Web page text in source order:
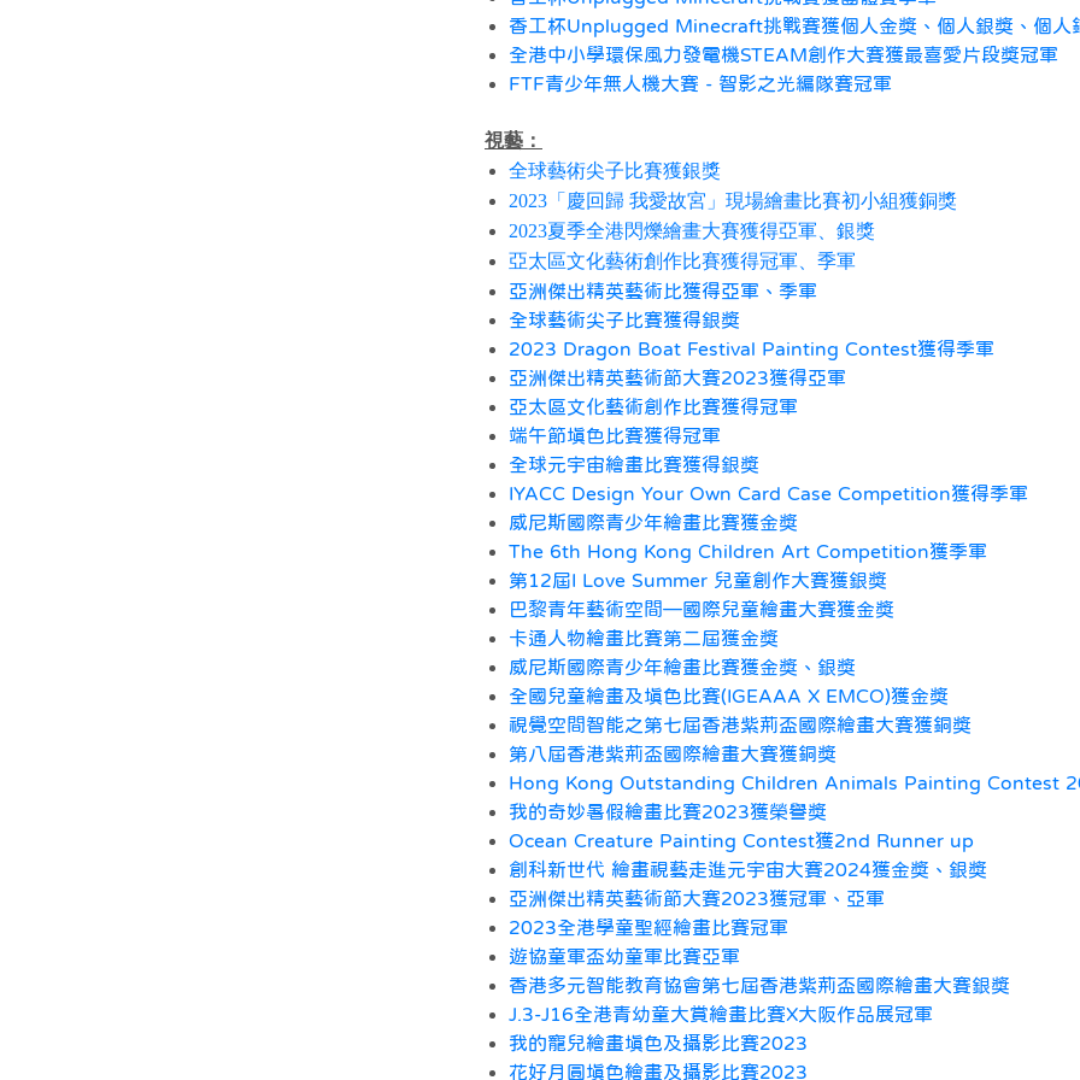
香工杯Unplugged Minecraft挑戰賽獲個人金獎、個人銀獎、個人
全港中小學環保風力發電機STEAM創作大賽獲最喜愛片段獎冠軍
FTF青少年無人機大賽 - 智影之光編隊賽冠軍
視藝：
全球藝術尖子比賽獲銀獎
2023「慶回歸 我愛故宮」現場繪畫比賽初小組獲銅獎
2023夏季全港閃爍繪畫大賽獲得亞軍、銀獎
亞太區文化藝術創作比賽獲得冠軍、季軍
亞洲傑出精英藝術比獲得亞軍、季軍
全球藝術尖子比賽獲得銀獎
2023 Dragon Boat Festival Painting Contest獲得季軍
亞洲傑出精英藝術節大賽2023獲得亞軍
亞太區文化藝術創作比賽獲得冠軍
端午節填色比賽獲得冠軍
全球元宇宙繪畫比賽獲得銀獎
IYACC Design Your Own Card Case Competition獲得季軍
威尼斯國際青少年繪畫比賽獲金獎
The 6th Hong Kong Children Art Competition獲季軍
第12屆I Love Summer 兒童創作大賽獲銀獎
巴黎青年藝術空間—國際兒童繪畫大賽獲金獎
卡通人物繪畫比賽第二屆獲金獎
威尼斯國際青少年繪畫比賽獲金獎、銀獎
全國兒童繪畫及填色比賽(IGEAAA X EMCO)獲金獎
視覺空間智能之第七屆香港紫荊盃國際繪畫大賽獲銅獎
第八屆香港紫荊盃國際繪畫大賽獲銅獎
Hong Kong Outstanding Children Animals Painting Contest
我的奇妙暑假繪畫比賽2023獲榮譽獎
Ocean Creature Painting Contest獲2nd Runner up
創科新世代 繪畫視藝走進元宇宙大賽2024獲金獎、銀獎
亞洲傑出精英藝術節大賽2023獲冠軍、亞軍
2023全港學童聖經繪畫比賽冠軍
遊協童軍盃幼童軍比賽亞軍
香港多元智能教育協會第七屆香港紫荊盃國際繪畫大賽銀獎
J.3-J16全港青幼童大賞繪畫比賽X大阪作品展冠軍
我的寵兒繪畫填色及攝影比賽2023
花好月圓填色繪畫及攝影比賽2023